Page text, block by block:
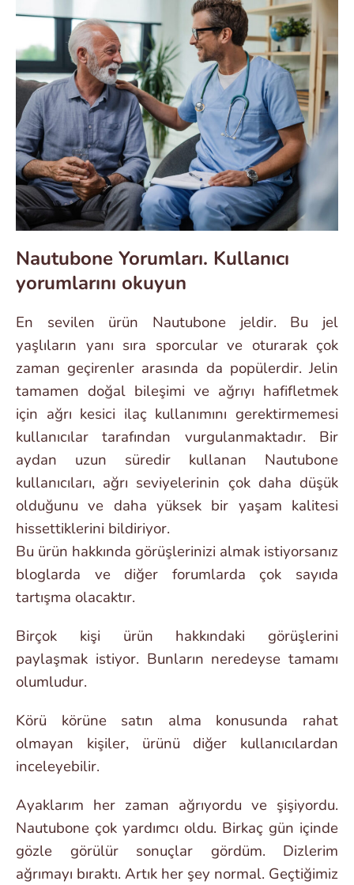
Nautubone Yorumları. Kullanıcı
yorumlarını okuyun
En sevilen ürün Nautubone jeldir. Bu jel
yaşlıların yanı sıra sporcular ve oturarak çok
zaman geçirenler arasında da popülerdir. Jelin
tamamen doğal bileşimi ve ağrıyı hafifletmek
için ağrı kesici ilaç kullanımını gerektirmemesi
kullanıcılar tarafından vurgulanmaktadır. Bir
aydan uzun süredir kullanan Nautubone
kullanıcıları, ağrı seviyelerinin çok daha düşük
olduğunu ve daha yüksek bir yaşam kalitesi
hissettiklerini bildiriyor.
Bu ürün hakkında görüşlerinizi almak istiyorsanız
bloglarda ve diğer forumlarda çok sayıda
tartışma olacaktır.
Birçok kişi ürün hakkındaki görüşlerini
paylaşmak istiyor. Bunların neredeyse tamamı
olumludur.
Körü körüne satın alma konusunda rahat
olmayan kişiler, ürünü diğer kullanıcılardan
inceleyebilir.
Ayaklarım her zaman ağrıyordu ve şişiyordu.
Nautubone çok yardımcı oldu. Birkaç gün içinde
gözle görülür sonuçlar gördüm. Dizlerim
ağrımayı bıraktı. Artık her şey normal. Geçtiğimiz